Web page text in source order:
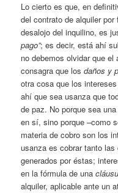
Lo cierto es que, en
del contrato de alquiler
desalojo del inquilino, es
pago”; es decir, está ahí
no debemos olvidar que
consagra que losdaños y
otra cosa que los
ahí que sea usanza que
de paz. No porque sea
en sí, sino porque –como
materia de cobro son los
usanza es cobrar tanto
generados por éstas;
en la fórmula de una
alquiler, aplicable ante un